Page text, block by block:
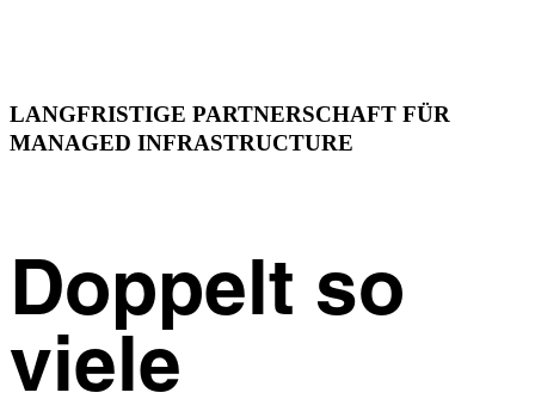
LANGFRISTIGE PARTNERSCHAFT FÜR
MANAGED INFRASTRUCTURE
Doppelt so
viele